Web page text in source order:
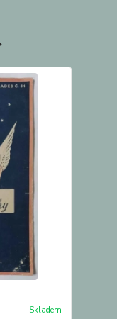
Skladem